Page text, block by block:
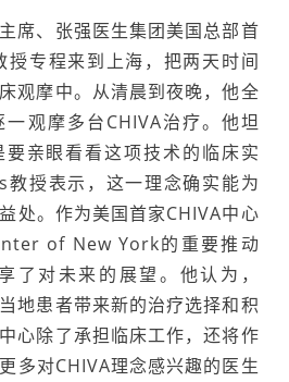
席、张强医生集团美国总部首
授专程来到上海，把两天时间
观摩中。从清晨到夜晚，他全
观摩多台CHIVA治疗。他坦
亲眼看看这项技术的临床实
教授表示，这一理念确实能为
处。作为美国首家CHIVA中心
of New York的重要推动
了对未来的展望。他认为，
地患者带来新的治疗选择和积
心除了承担临床工作，还将作
多对CHIVA理念感兴趣的医生